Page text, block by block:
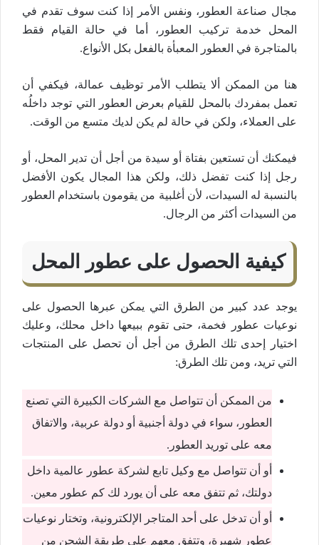
مجال صناعة العطور، ونفس الأمر إذا كنت سوف تقدم في
المحل خدمة تركيب العطور، أما في حالة القيام فقط
بالمتاجرة في العطور المعبأة بالفعل بكل الأنواع.
هنا من الممكن ألا يتطلب الأمر توظيف عمالة، فيكفي أن
تعمل بمفردك بالمحل للقيام بعرض العطور التي توجد داخلُه
على العملاء، ولكن في حالة لم يكن لديك متسع من الوقت.
فيمكنك أن تستعين بفتاة أو سيدة من أجل أن تدير المحل، أو
رجل إذا كنت تفضل ذلك، ولكن هذا المجال يكون الأفضل
بالنسبة له السيدات، لأن أغلبية من يقومون باستخدام العطور
من السيدات أكثر من الرجال.
كيفية الحصول على عطور المحل
يوجد عدد كبير من الطرق التي يمكن عبرها الحصول على
نوعيات عطور فخمة، حتى تقوم ببيعها داخل محلك، وعليك
اختيار إحدى تلك الطرق من أجل أن تحصل على المنتجات
التي تريد، ومن تلك الطرق:
من الممكن أن تتواصل مع الشركات الكبيرة التي تصنع
العطور، سواء في دولة أجنبية أو دولة عربية، والاتفاق
معه على توريد العطور.
أو أن تتواصل مع وكيل تابع لشركة عطور عالمية داخل
دولتك، ثم تتفق معه على أن يورد لك كم عطور معين.
أو أن تدخل على أحد المتاجر الإلكترونية، وتختار نوعيات
عطور شهيرة، وتتفق معهم على طريقة الشحن من